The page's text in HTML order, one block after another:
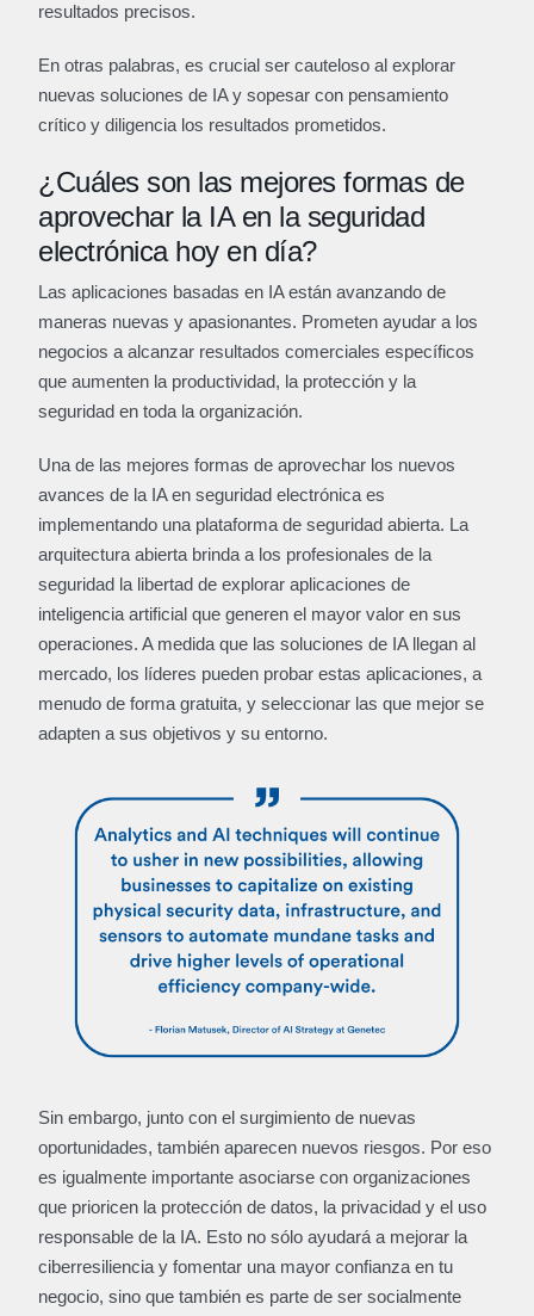
resultados precisos.
En otras palabras, es crucial ser cauteloso al explorar
nuevas soluciones de IA y sopesar con pensamiento
crítico y diligencia los resultados prometidos.
¿Cuáles son las mejores formas de
aprovechar la IA en la seguridad
electrónica hoy en día?
Las aplicaciones basadas en IA están avanzando de
maneras nuevas y apasionantes. Prometen ayudar a los
negocios a alcanzar resultados comerciales específicos
que aumenten la productividad, la protección y la
seguridad en toda la organización.
Una de las mejores formas de aprovechar los nuevos
avances de la IA en seguridad electrónica es
implementando una plataforma de seguridad abierta. La
arquitectura abierta brinda a los profesionales de la
seguridad la libertad de explorar aplicaciones de
inteligencia artificial que generen el mayor valor en sus
operaciones. A medida que las soluciones de IA llegan al
mercado, los líderes pueden probar estas aplicaciones, a
menudo de forma gratuita, y seleccionar las que mejor se
adapten a sus objetivos y su entorno.
Sin embargo, junto con el surgimiento de nuevas
oportunidades, también aparecen nuevos riesgos. Por eso
es igualmente importante asociarse con organizaciones
que prioricen la protección de datos, la privacidad y el uso
responsable de la IA. Esto no sólo ayudará a mejorar la
ciberresiliencia y fomentar una mayor confianza en tu
negocio, sino que también es parte de ser socialmente